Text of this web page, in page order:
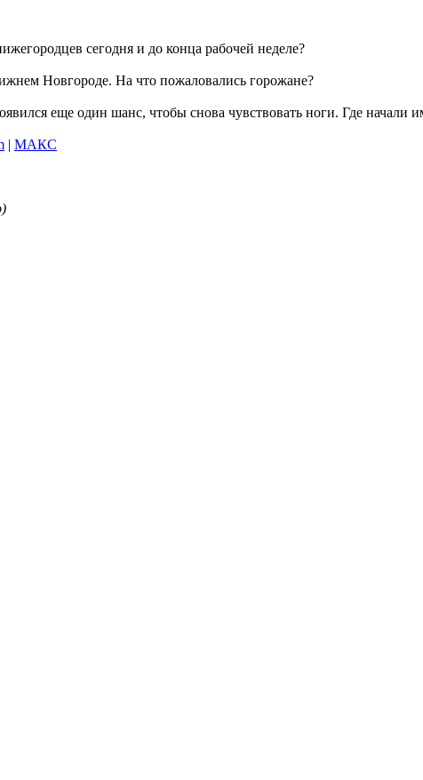
сегодня и до конца рабочей неделе?
Новгороде. На что пожаловались горожане?
еще один шанс, чтобы снова чувствовать ноги. Где начали
| MAКС